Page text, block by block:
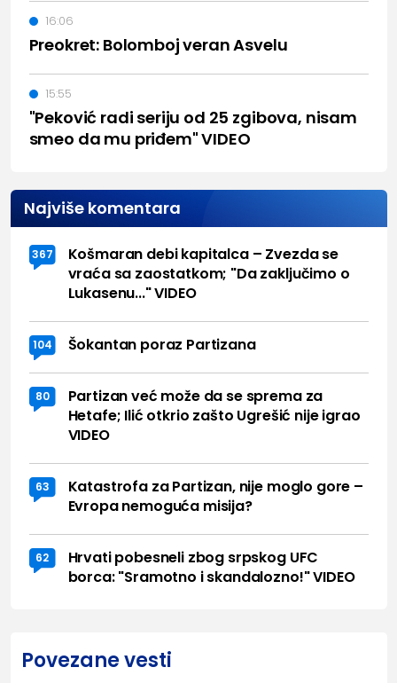
Preokret: Bolomboj veran Asvelu
16:06
"Peković radi seriju od 25 zgibova, nisam
smeo da mu priđem" VIDEO
15:55
Najviše komentara
367
Košmaran debi kapitalca – Zvezda se
vraća sa zaostatkom; "Da zaključimo o
Lukasenu..." VIDEO
104 Šokantan poraz Partizana
80
Partizan već može da se sprema za
Hetafe; Ilić otkrio zašto Ugrešić nije igrao
VIDEO
63
Katastrofa za Partizan, nije moglo gore –
Evropa nemoguća misija?
62
Hrvati pobesneli zbog srpskog UFC
borca: "Sramotno i skandalozno!" VIDEO
Povezane vesti